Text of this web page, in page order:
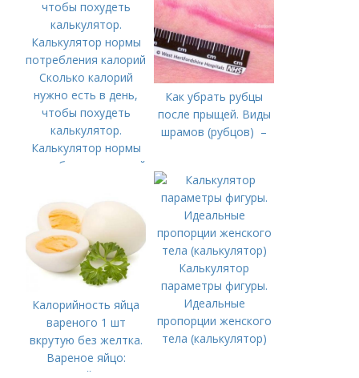
Сколько калорий
нужно есть в день,
чтобы похудеть
калькулятор.
Калькулятор нормы
потребления калорий
Как убрать рубцы
после прыщей. Виды
шрамов (рубцов) –
Калорийность яйца
вареного 1 шт
вкрутую без желтка.
Вареное яйцо:
Калькулятор
параметры фигуры.
Идеальные
пропорции женского
тела (калькулятор)